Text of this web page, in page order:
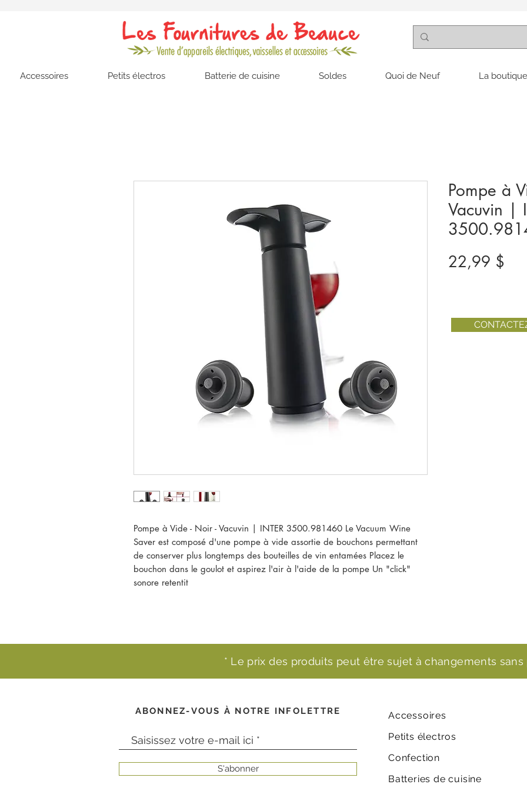
Accessoires Petits électros Batterie de cuisine Soldes Quoi de Neuf La
Pompe à Vide - Noir - Vacuvin | INTER 3500.981460 Le Vacuum Wine
Saver est composé d'une pompe à vide assortie de bouchons permettant
de conserver plus longtemps des bouteilles de vin entamées Placez le
bouchon dans le goulot et aspirez l'air à l'aide de la pompe Un "click"
sonore retentit
Pompe à
Vacuvin |
22,99 $
* Le prix des produits peut être sujet à changements sans
ABONNEZ-VOUS À NOTRE INFOLETTRE
S'abonner
Accessoires
Petits électros
Confection
Batteries de cuisine